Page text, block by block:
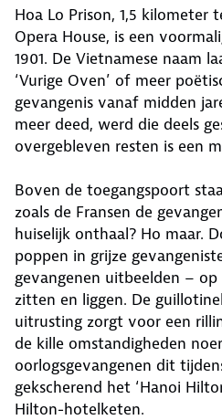
Hoa Lo Prison, 1,5 kilometer
Opera House, is een
1901. De Vietnamese naam
‘Vurige Oven’ of meer
gevangenis vanaf midden
meer deed, werd die deels
overgebleven resten is een
Boven de toegangspoort
zoals de Fransen de
huiselijk onthaal? Ho maar.
poppen in grijze
gevangenen uitbeelden –
zitten en liggen. De
uitrusting zorgt voor een
de kille omstandigheden
oorlogsgevangenen dit
gekscherend het ‘Hanoi
Hilton-hotelketen.